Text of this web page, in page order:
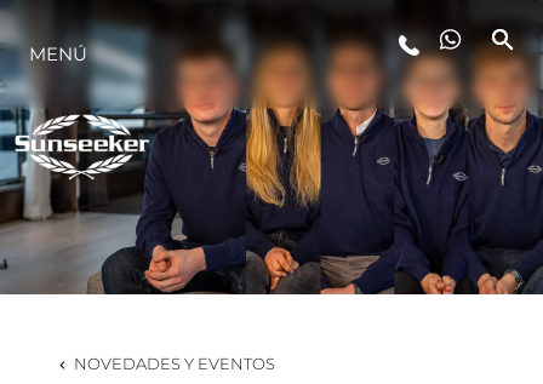
ESTILO DE VIDA
INNOVACIÓN
¿QUIÉNES SOMOS?
EL EQUIPO
MENÚ
NOVEDADES Y EVENTOS